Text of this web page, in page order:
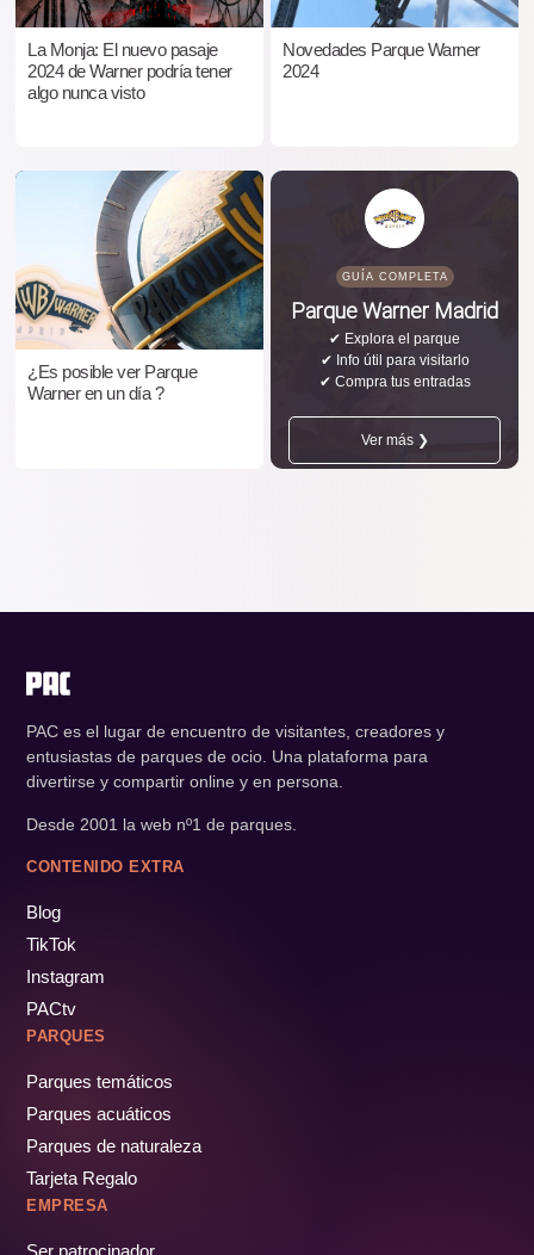
La Monja: El nuevo pasaje
2024 de Warner podría tener
algo nunca visto
Novedades Parque Warner
2024
¿Es posible ver Parque
Warner en un día ?
GUÍA COMPLETA
Parque Warner Madrid
✔ Explora el parque
✔ Info útil para visitarlo
✔ Compra tus entradas
Ver más ❯
PAC es el lugar de encuentro de visitantes, creadores y
entusiastas de parques de ocio. Una plataforma para
divertirse y compartir online y en persona.
Desde 2001 la web nº1 de parques.
CONTENIDO EXTRA
Blog
TikTok
Instagram
PACtv
PARQUES
Parques temáticos
Parques acuáticos
Parques de naturaleza
Tarjeta Regalo
EMPRESA
Ser patrocinador